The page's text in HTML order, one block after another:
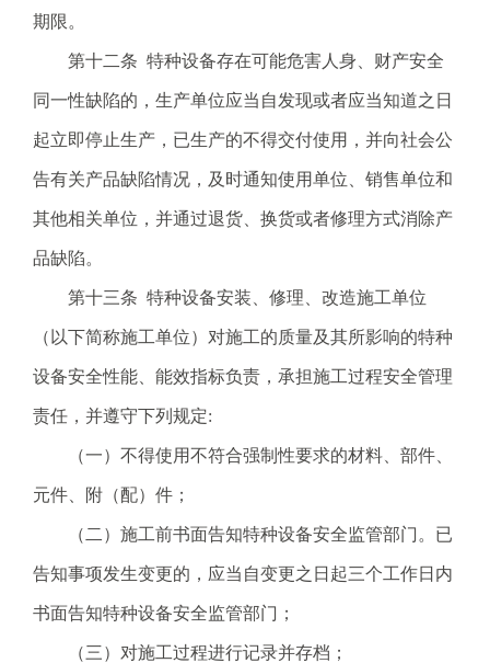
期限。
第十二条 特种设备存在可能危害人身、财产安全
同一性缺陷的，生产单位应当自发现或者应当知道之日
起立即停止生产，已生产的不得交付使用，并向社会公
告有关产品缺陷情况，及时通知使用单位、销售单位和
其他相关单位，并通过退货、换货或者修理方式消除产
品缺陷。
第十三条 特种设备安装、修理、改造施工单位
（以下简称施工单位）对施工的质量及其所影响的特种
设备安全性能、能效指标负责，承担施工过程安全管理
责任，并遵守下列规定:
（一）不得使用不符合强制性要求的材料、部件、
元件、附（配）件；
（二）施工前书面告知特种设备安全监管部门。已
告知事项发生变更的，应当自变更之日起三个工作日内
书面告知特种设备安全监管部门；
（三）对施工过程进行记录并存档；